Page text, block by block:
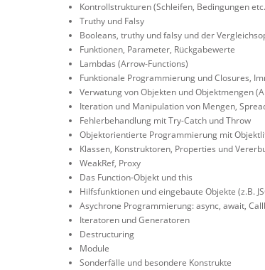
Kontrollstrukturen (Schleifen, Bedingungen
Truthy und Falsy
Booleans, truthy und falsy und der
Funktionen, Parameter, Rückgabewerte
Lambdas (Arrow-Functions)
Funktionale Programmierung und Closures,
Verwatung von Objekten und Objektmengen
Iteration und Manipulation von Mengen,
Fehlerbehandlung mit Try-Catch und Throw
Objektorientierte Programmierung mit
Klassen, Konstruktoren, Properties und
WeakRef, Proxy
Das Function-Objekt und this
Hilfsfunktionen und eingebaute Objekte (z.B.
Asychrone Programmierung: async, await,
Iteratoren und Generatoren
Destructuring
Module
Sonderfälle und besondere Konstrukte